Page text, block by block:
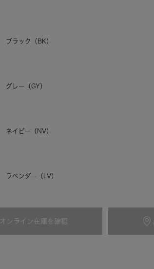
ブラック（BK）
グレー（GY）
ネイビー（NV）
ラベンダー（LV）
グリーン（SAX）
オンライン在庫を確認